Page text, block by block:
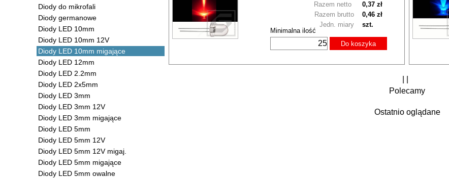
Diody do mikrofali
Diody germanowe
Diody LED 10mm
Diody LED 10mm 12V
Diody LED 10mm migające
Diody LED 12mm
Diody LED 2.2mm
Diody LED 2x5mm
Diody LED 3mm
Diody LED 3mm 12V
Diody LED 3mm migające
Diody LED 5mm
Diody LED 5mm 12V
Diody LED 5mm 12V migaj.
Diody LED 5mm migające
Diody LED 5mm owalne
Minimalna ilość
Razem brutto 0,46 zł
Razem netto 0,37 zł
Jedn. miary szt.
Do koszyka
Polecamy
Ostatnio oglądane